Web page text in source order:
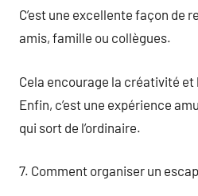
C’est une excellente façon de
amis, famille ou collègues.
Cela encourage la créativité
Enfin, c’est une expérience
qui sort de l’ordinaire.
7. Comment organiser un